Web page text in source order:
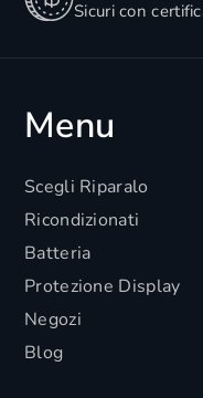
Sicuri con
Menu
Scegli Riparalo
Ricondizionati
Batteria
Protezione Display
Negozi
Blog